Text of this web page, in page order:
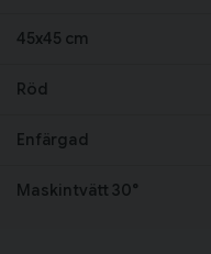
45x45 cm
Röd
Enfärgad
Maskintvätt 30°